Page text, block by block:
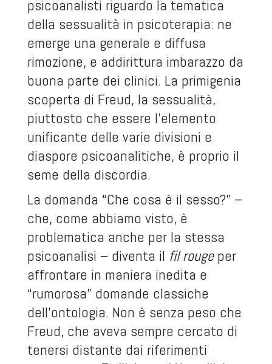
psicoanalisti riguardo la tematica
della sessualità in psicoterapia: ne
emerge una generale e diffusa
rimozione, e addirittura imbarazzo da
buona parte dei clinici. La primigenia
scoperta di Freud, la sessualità,
piuttosto che essere l’elemento
unificante delle varie divisioni e
diaspore psicoanalitiche, è proprio il
seme della discordia.
La domanda “Che cosa è il sesso?” –
che, come abbiamo visto, è
problematica anche per la stessa
psicoanalisi – diventa il fil rougeper
affrontare in maniera inedita e
“rumorosa” domande classiche
dell’ontologia. Non è senza peso che
Freud, che aveva sempre cercato di
tenersi distante dai riferimenti